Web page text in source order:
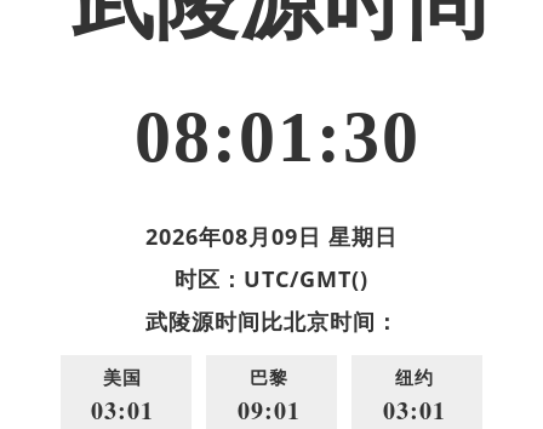
08:01:30
2026年08月09日 星期日
时区：UTC/GMT()
武陵源时间比北京时间：
美国
03:01
巴黎
09:01
纽约
03:01